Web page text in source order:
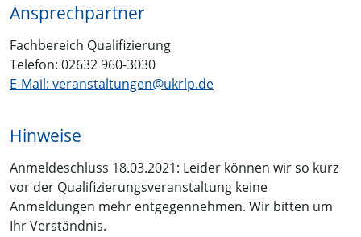
Ansprechpartner
Fachbereich Qualifizierung
Telefon: 02632 960-3030
E-Mail: veranstaltungen@ukrlp.de
Hinweise
Anmeldeschluss 18.03.2021: Leider können wir so kurz
vor der Qualifizierungsveranstaltung keine
Anmeldungen mehr entgegennehmen. Wir bitten um
Ihr Verständnis.